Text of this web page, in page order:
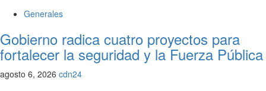
Generales
Gobierno radica cuatro proyectos para
fortalecer la seguridad y la Fuerza Pública
agosto 6, 2026 cdn24